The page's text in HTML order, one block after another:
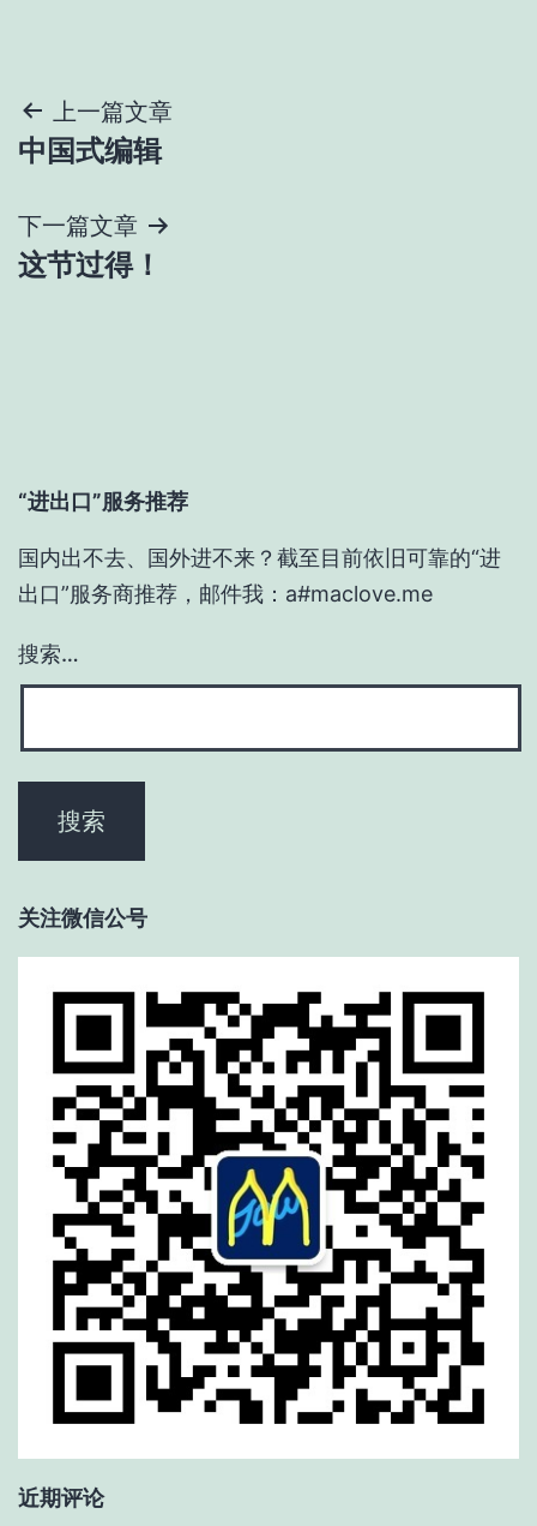
文
章
导
航
上一篇文章
中国式编辑
下一篇文章
这节过得！
“进出口”服务推荐
国内出不去、国外进不来？截至目前依旧可靠的“进
出口”服务商推荐，邮件我：a#maclove.me
搜索…
关注微信公号
近期评论